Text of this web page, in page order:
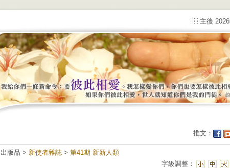
主後
推文：
出版品 > 新使者雜誌 > 第41期 新新人類
字級調整：